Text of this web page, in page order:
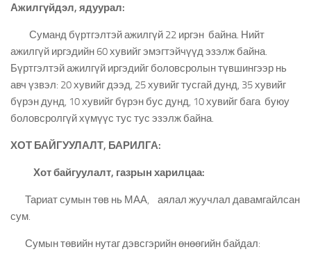
Ажилгүйдэл, ядуурал:
Суманд бүртгэлтэй ажилгүй 22 иргэн байна. Нийт
ажилгүй иргэдийн 60 хувийг эмэгтэйчүүд эзэлж байна.
Бүртгэлтэй ажилгүй иргэдийг боловсролын түвшингээр нь
авч үзвэл: 20 хувийг дээд, 25 хувийг тусгай дунд, 35 хувийг
бүрэн дунд, 10 хувийг бүрэн бус дунд, 10 хувийг бага буюу
боловсролгүй хүмүүс тус тус эзэлж байна.
ХОТ БАЙГУУЛАЛТ, БАРИЛГА:
Хот байгуулалт, газрын харилцаа:
Тариат сумын төв нь МАА, аялал жуучлал давамгайлсан
сум.
Сумын төвийн нутаг дэвсгэрийн өнөөгийн байдал: